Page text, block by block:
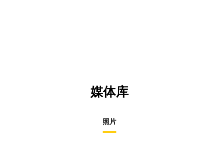
媒体库
照片